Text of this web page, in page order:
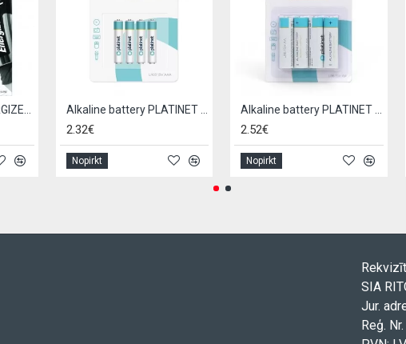
2.32€
Nopirkt
2.52€
Nopirkt
SIA
Jur.
Reģ.